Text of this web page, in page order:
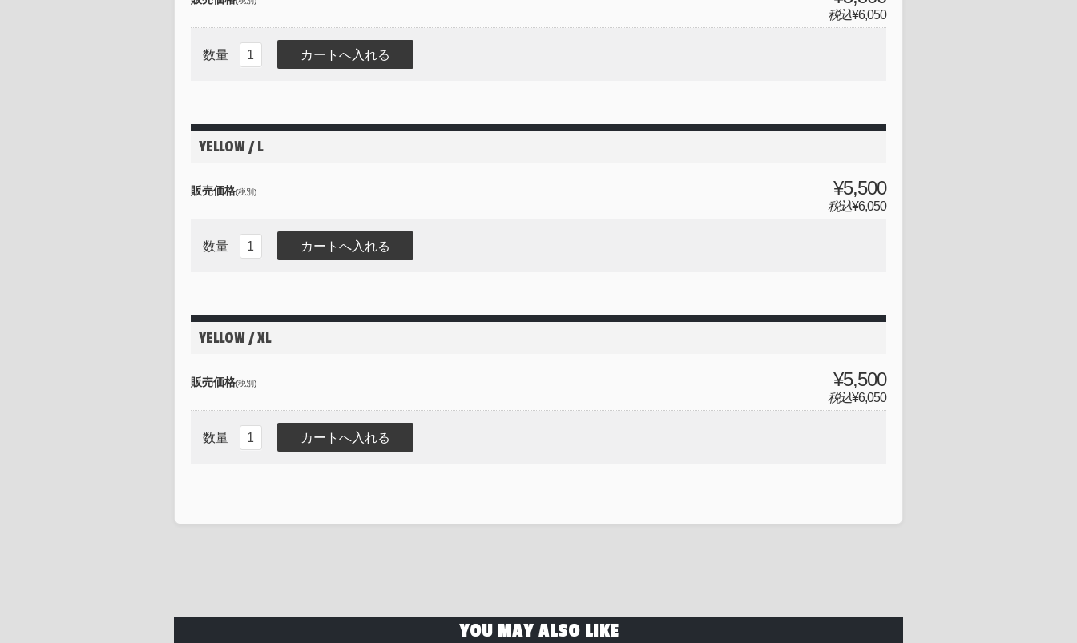
税込¥6,050
数量
YELLOW / L
販売価格(税別) ¥5,500
税込¥6,050
数量
YELLOW / XL
販売価格(税別) ¥5,500
税込¥6,050
数量
YOU MAY ALSO LIKE